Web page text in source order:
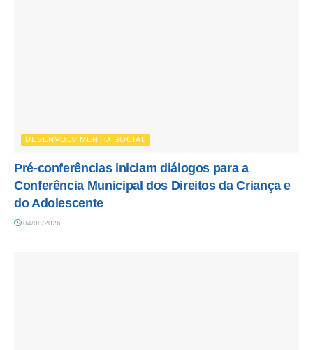
DESENVOLVIMENTO SOCIAL
Pré-conferências iniciam diálogos para a
Conferência Municipal dos Direitos da Criança e
do Adolescente
04/08/2026